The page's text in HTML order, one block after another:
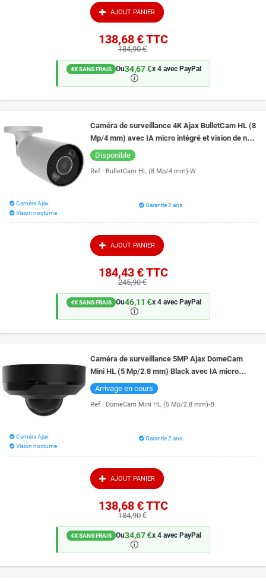
AJOUT PANIER
138,68 €TTC
184,90 €
4X SANS FRAIS Ou34,67 €x 4 avec PayPal
🛈
Caméra de surveillance 4K Ajax BulletCam HL (8
Mp/4 mm) avec IA micro intégré et vision de nuit
couleur 50 mètres
Disponible
Ref : BulletCam HL (8 Mp/4 mm)-W
Caméra Ajax
Vision nocturne
Garantie 2 ans
AJOUT PANIER
184,43 €TTC
245,90 €
4X SANS FRAIS Ou46,11 €x 4 avec PayPal
🛈
Caméra de surveillance 5MP Ajax DomeCam
Mini HL (5 Mp/2.8 mm) Black avec IA micro
intégré et vision de nuit couleur 15 mètres
Arrivage en cours
Ref : DomeCam Mini HL (5 Mp/2.8 mm)-B
Caméra Ajax
Vision nocturne
Garantie 2 ans
AJOUT PANIER
138,68 €TTC
184,90 €
4X SANS FRAIS Ou34,67 €x 4 avec PayPal
🛈